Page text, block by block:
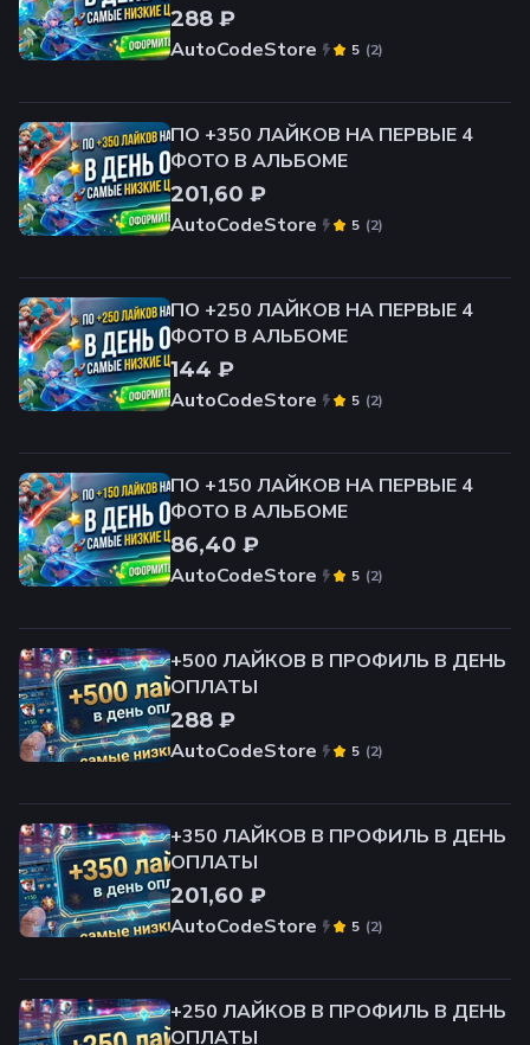
288 ₽
AutoCodeStore
(2)
5
ПО +350 ЛАЙКОВ НА ПЕРВЫЕ 4
ФОТО В АЛЬБОМЕ
201,60 ₽
AutoCodeStore
(2)
5
ПО +250 ЛАЙКОВ НА ПЕРВЫЕ 4
ФОТО В АЛЬБОМЕ
144 ₽
AutoCodeStore
(2)
5
ПО +150 ЛАЙКОВ НА ПЕРВЫЕ 4
ФОТО В АЛЬБОМЕ
86,40 ₽
AutoCodeStore
(2)
5
+500 ЛАЙКОВ В ПРОФИЛЬ В ДЕНЬ
ОПЛАТЫ
288 ₽
AutoCodeStore
(2)
5
+350 ЛАЙКОВ В ПРОФИЛЬ В ДЕНЬ
ОПЛАТЫ
201,60 ₽
AutoCodeStore
(2)
5
+250 ЛАЙКОВ В ПРОФИЛЬ В ДЕНЬ
ОПЛАТЫ